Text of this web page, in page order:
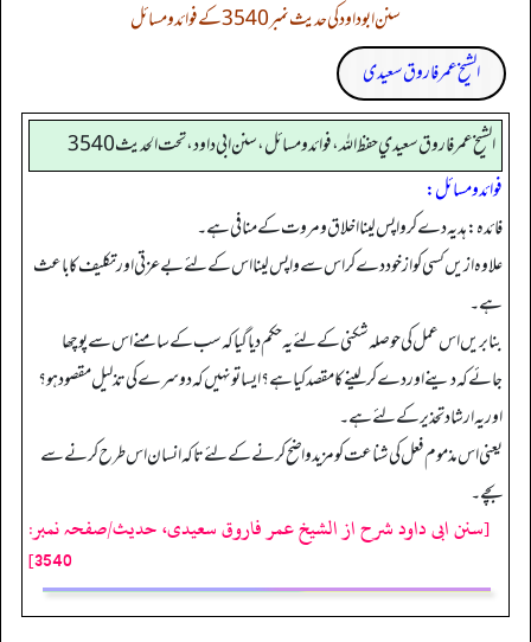
سنن ابوداود کی حدیث نمبر 3540 کے فوائد و مسائل
الشیخ عمر فاروق سعیدی
الشيخ عمر فاروق سعيدي حفظ الله، فوائد و مسائل، سنن ابي داود ، تحت الحديث 3540
فوائد ومسائل:
فائدہ: ہدیہ دے کر واپس لینا اخلاق ومروت کے منافی ہے۔
علاوہ ازیں کسی کو از خود دے کر اس سے واپس لینا اس کے لئے بے عزتی اور تکلیف کا باعث
ہے۔
بنا بریں اس عمل کی حوصلہ شکنی کےلئے یہ حکم دیا گیا کہ سب کے سامنے اس سے پوچھا
جائے کہ دینے اور دے کر لینے کامقصد کیا ہے؟ ایسا تو نہیں کہ دوسرے کی تذلیل مقصود ہو؟
اور یہ ارشاد تحذیر کےلئے ہے۔
یعنی اس مذموم فعل کی شناعت کو مزید واضح کرنے کےلئے تاکہ انسان اس طرح کرنے سے
بچے۔
[سنن ابی داود شرح از الشیخ عمر فاروق سعیدی، حدیث/صفحہ نمبر:
3540]